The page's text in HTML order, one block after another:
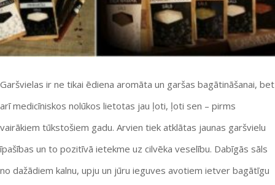
Garšvielas ir ne tikai ēdiena aromāta un garšas bagātināšanai, bet
arī medicīniskos nolūkos lietotas jau ļoti, ļoti sen – pirms
vairākiem tūkstošiem gadu. Arvien tiek atklātas jaunas garšvielu
īpašības un to pozitīvā ietekme uz cilvēka veselību. Dabīgās sāls
no dažādiem kalnu, upju un jūru ieguves avotiem ietver bagātīgu